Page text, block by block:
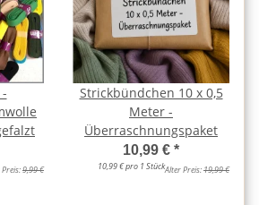
9,99 €
Strickbündchen 10 x 0,5
Meter -
Überraschnungspaket
10,99 € *
10,99 € pro 1 StückAlter Preis:19,99 €